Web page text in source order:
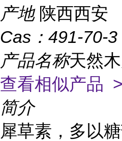
产地 陕西西安
Cas： 491-70-3
产品名称天然
查看相似产品 >
简介
犀草素，多以